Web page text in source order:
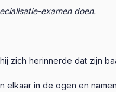
examen doen.
zich herinnerde dat zijn
elkaar in de ogen en